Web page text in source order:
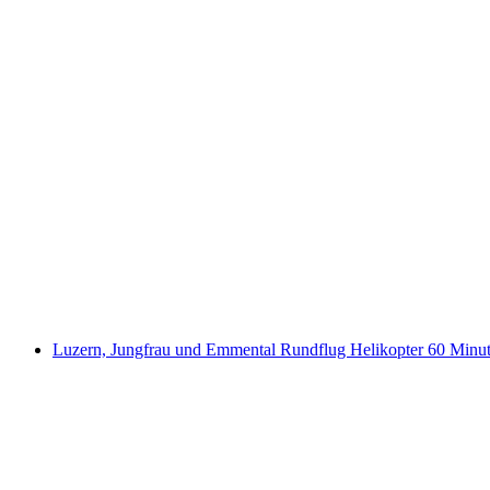
Luzern, Jungfrau und Emmental Rundflug Helikopter 60